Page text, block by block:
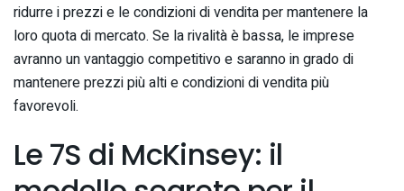
ridurre i prezzi e le condizioni di vendita per mantenere la
loro quota di mercato. Se la rivalità è bassa, le imprese
avranno un vantaggio competitivo e saranno in grado di
mantenere prezzi più alti e condizioni di vendita più
favorevoli.
Le 7S di McKinsey: il